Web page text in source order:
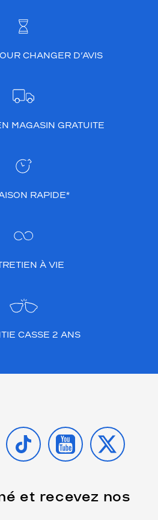
CHANGER D’AVIS
MAGASIN GRATUITE
RAPIDE*
À VIE
CASSE 2 ANS
TIKTOK YOUTUBE
X
et recevez nos